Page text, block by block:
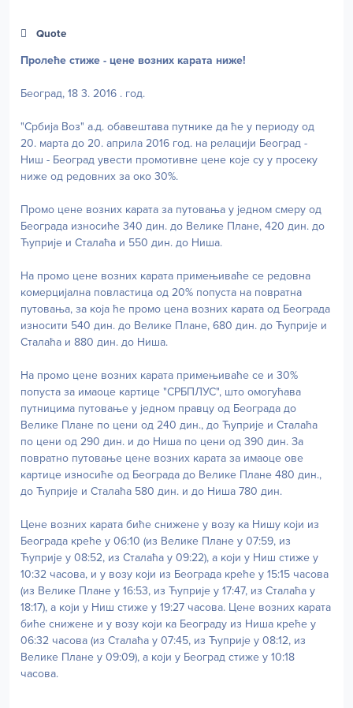
Quote
Пролеће стиже - цене возних карата ниже!
Београд, 18 3. 2016 . год.
"Србија Воз" а.д. обавештава путнике да ће у периоду од
20. марта до 20. априла 2016 год. на релацији Београд -
Ниш - Београд увести промотивне цене које су у просеку
ниже од редовних за око 30%.
Промо цене возних карата за путовања у једном смеру од
Београда износиће 340 дин. до Велике Плане, 420 дин. до
Ћуприје и Сталаћа и 550 дин. до Ниша.
На промо цене возних карата примењиваће се редовна
комерцијална повластица од 20% попуста на повратна
путовања, за која ће промо цена возних карата од Београда
износити 540 дин. до Велике Плане, 680 дин. до Ћуприје и
Сталаћа и 880 дин. до Ниша.
На промо цене возних карата примењиваће се и 30%
попуста за имаоце картице "СРБПЛУС", што омогућава
путницима путовање у једном правцу од Београда до
Велике Плане по цени од 240 дин., до Ћуприје и Сталаћа
по цени од 290 дин. и до Ниша по цени од 390 дин. За
повратно путовање цене возних карата за имаоце ове
картице износиће од Београда до Велике Плане 480 дин.,
до Ћуприје и Сталаћа 580 дин. и до Ниша 780 дин.
Цене возних карата биће снижене у возу ка Нишу који из
Београда креће у 06:10 (из Велике Плане у 07:59, из
Ћуприје у 08:52, из Сталаћа у 09:22), а који у Ниш стиже у
10:32 часова, и у возу који из Београда креће у 15:15 часова
(из Велике Плане у 16:53, из Ћуприје у 17:47, из Сталаћа у
18:17), а који у Ниш стиже у 19:27 часова. Цене возних карата
биће снижене и у возу који ка Београду из Ниша креће у
06:32 часова (из Сталаћа у 07:45, из Ћуприје у 08:12, из
Велике Плане у 09:09), а који у Београд стиже у 10:18
часова.